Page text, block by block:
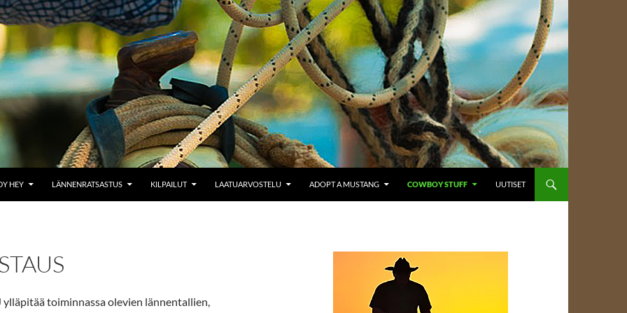
HEY LÄNNENRATSASTUS KILPAILUT LAATUARVOSTELU ADOPT A MUSTANG COWBOY STUFF UUTISET
ylläpitää toiminnassa olevien lännentallien,